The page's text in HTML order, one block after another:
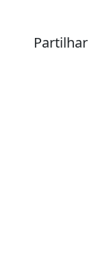
Partilhar